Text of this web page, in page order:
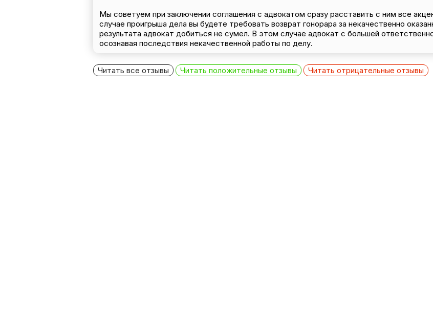
Мы советуем при заключении соглашения с адвокатом сразу расставить с ним все
случае проигрыша дела вы будете требовать возврат гонорара за некачественно
результата адвокат добиться не сумел. В этом случае адвокат с большей
осознавая последствия некачественной работы по делу.
Читать все отзывы Читать положительные отзывы Читать отрицательные отзывы